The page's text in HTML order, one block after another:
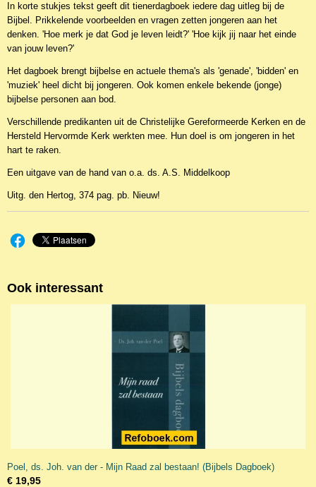
In korte stukjes tekst geeft dit tienerdagboek iedere dag uitleg bij de
Bijbel. Prikkelende voorbeelden en vragen zetten jongeren aan het
denken. 'Hoe merk je dat God je leven leidt?' 'Hoe kijk jij naar het einde
van jouw leven?'
Het dagboek brengt bijbelse en actuele thema's als 'genade', 'bidden' en
'muziek' heel dicht bij jongeren. Ook komen enkele bekende (jonge)
bijbelse personen aan bod.
Verschillende predikanten uit de Christelijke Gereformeerde Kerken en de
Hersteld Hervormde Kerk werkten mee. Hun doel is om jongeren in het
hart te raken.
Een uitgave van de hand van o.a. ds. A.S. Middelkoop
Uitg. den Hertog, 374 pag. pb. Nieuw!
Ook interessant
Poel, ds. Joh. van der - Mijn Raad zal bestaan! (Bijbels Dagboek)
€ 19,95